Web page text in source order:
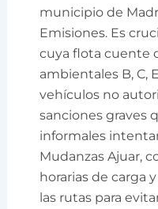
municipio de
Emisiones. Es
cuya flota cuente
ambientales B, C,
vehículos no
sanciones graves
informales
Mudanzas Ajuar,
horarias de carga
las rutas para